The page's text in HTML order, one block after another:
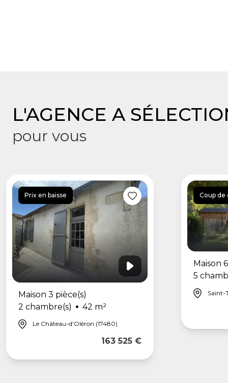
L'AGENCE A
pour vous
Prix en baisse
Maison 3 pièce(s)
2 chambre(s)
42 m²
Le Château-d'Oléron (17480)
163 525 €
Coup
Maison
5
Saint-